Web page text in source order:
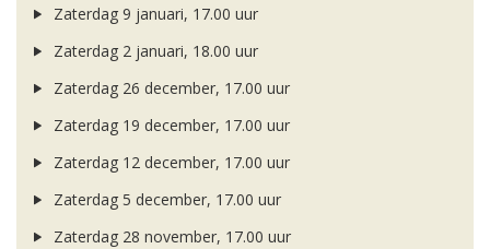
Zaterdag 9 januari, 17.00 uur
Zaterdag 2 januari, 18.00 uur
Zaterdag 26 december, 17.00 uur
Zaterdag 19 december, 17.00 uur
Zaterdag 12 december, 17.00 uur
Zaterdag 5 december, 17.00 uur
Zaterdag 28 november, 17.00 uur